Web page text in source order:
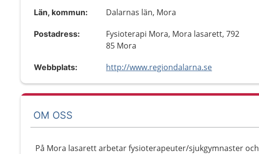
Län, kommun: Dalarnas län, Mora
Postadress:
Fysioterapi Mora, Mora lasarett, 792
85 Mora
Webbplats: http://www.regiondalarna.se
OM OSS
På Mora lasarett arbetar fysioterapeuter/sjukgymnaster och